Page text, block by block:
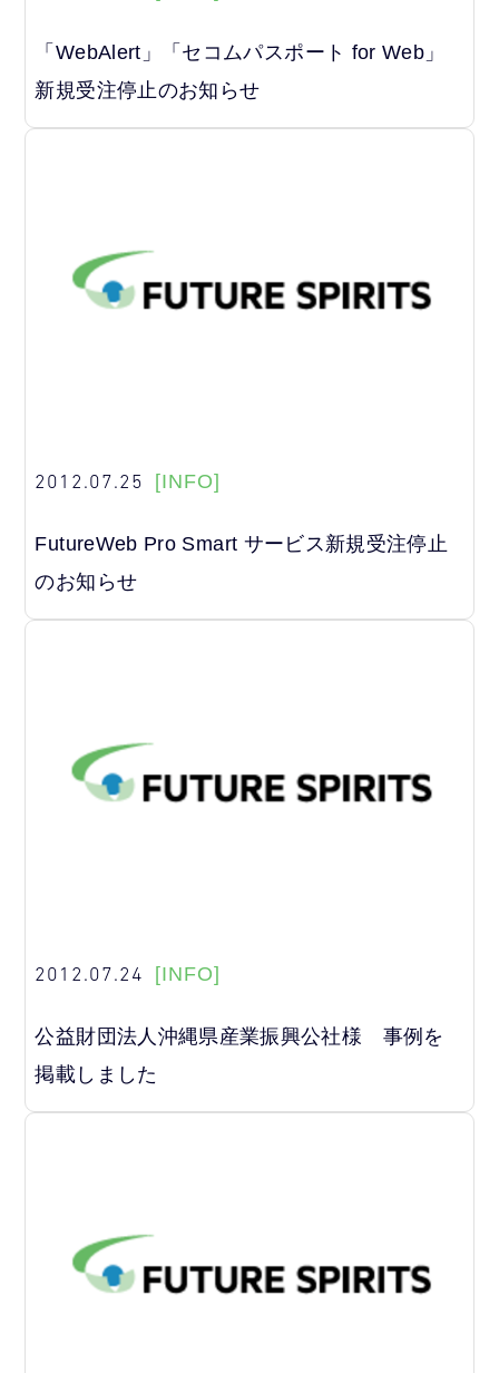
「WebAlert」「セコムパスポート for Web」
新規受注停止のお知らせ
2012.07.25 [INFO]
FutureWeb Pro Smart サービス新規受注停止
のお知らせ
2012.07.24 [INFO]
公益財団法人沖縄県産業振興公社様 事例を
掲載しました